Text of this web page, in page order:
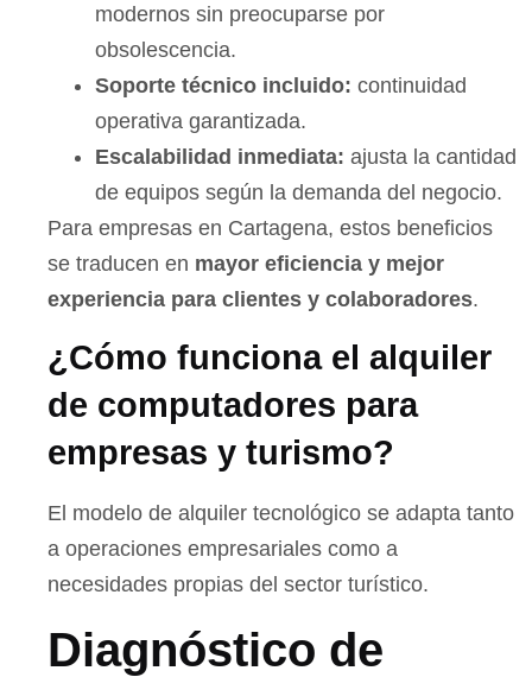
modernos sin preocuparse por
obsolescencia.
Soporte técnico incluido: continuidad
operativa garantizada.
Escalabilidad inmediata: ajusta la cantidad
de equipos según la demanda del negocio.
Para empresas en Cartagena, estos beneficios
se traducen en mayor eficiencia y mejor
experiencia para clientes y colaboradores.
¿Cómo funciona el alquiler
de computadores para
empresas y turismo?
El modelo de alquiler tecnológico se adapta tanto
a operaciones empresariales como a
necesidades propias del sector turístico.
Diagnóstico de